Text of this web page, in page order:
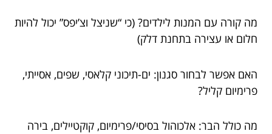
מה קורה עם המנות לילדים? (כי “שניצל וצ’יפס” יכול להיות
חלום או עצירה בתחנת דלק)
האם אפשר לבחור סגנון: ים-תיכוני קלאסי, שפים, אסייתי,
פרימיום קליל?
מה כולל הבר: אלכוהול בסיסי/פרימיום, קוקטיילים, בירה